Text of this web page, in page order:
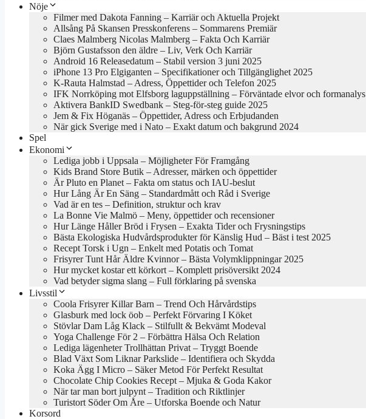
Nöje
Filmer med Dakota Fanning – Karriär och Aktuella Projekt
Allsång På Skansen Presskonferens – Sommarens Premiär
Claes Malmberg Nicolas Malmberg – Fakta Och Karriär
Björn Gustafsson den äldre – Liv, Verk Och Karriär
Android 16 Releasedatum – Stabil version 3 juni 2025
iPhone 13 Pro Elgiganten – Specifikationer och Tillgänglighet 2025
K-Rauta Halmstad – Adress, Öppettider och Telefon 2025
IFK Norrköping mot Elfsborg laguppställning – Förväntade elvor och formanalys
Aktivera BankID Swedbank – Steg-för-steg guide 2025
Jem & Fix Höganäs – Öppettider, Adress och Erbjudanden
När gick Sverige med i Nato – Exakt datum och bakgrund 2024
Spel
Ekonomi
Lediga jobb i Uppsala – Möjligheter För Framgång
Kids Brand Store Butik – Adresser, märken och öppettider
Är Pluto en Planet – Fakta om status och IAU-beslut
Hur Lång Är En Säng – Standardmått och Råd i Sverige
Vad är en tes – Definition, struktur och krav
La Bonne Vie Malmö – Meny, öppettider och recensioner
Hur Länge Håller Bröd i Frysen – Exakta Tider och Frysningstips
Bästa Ekologiska Hudvårdsprodukter för Känslig Hud – Bäst i test 2025
Recept Torsk i Ugn – Enkelt med Potatis och Tomat
Frisyrer Tunt Hår Äldre Kvinnor – Bästa Volymklippningar 2025
Hur mycket kostar ett körkort – Komplett prisöversikt 2024
Vad betyder sigma slang – Full förklaring på svenska
Livsstil
Coola Frisyrer Killar Barn – Trend Och Hårvårdstips
Glasburk med lock öob – Perfekt Förvaring I Köket
Stövlar Dam Låg Klack – Stilfullt & Bekvämt Modeval
Yoga Challenge För 2 – Förbättra Hälsa Och Relation
Lediga lägenheter Trollhättan Privat – Tryggt Boende
Blad Växt Som Liknar Parkslide – Identifiera och Skydda
Koka Ägg I Micro – Säker Metod För Perfekt Resultat
Chocolate Chip Cookies Recept – Mjuka & Goda Kakor
När tar man bort julpynt – Tradition och Riktlinjer
Turistort Söder Om Åre – Utforska Boende och Natur
Korsord